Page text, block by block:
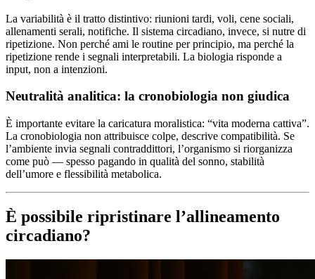
La variabilità è il tratto distintivo: riunioni tardi, voli, cene sociali,
allenamenti serali, notifiche. Il sistema circadiano, invece, si nutre di
ripetizione. Non perché ami le routine per principio, ma perché la
ripetizione rende i segnali interpretabili. La biologia risponde a
input, non a intenzioni.
Neutralità analitica: la cronobiologia non giudica
È importante evitare la caricatura moralistica: “vita moderna cattiva”.
La cronobiologia non attribuisce colpe, descrive compatibilità. Se
l’ambiente invia segnali contraddittori, l’organismo si riorganizza
come può — spesso pagando in qualità del sonno, stabilità
dell’umore e flessibilità metabolica.
È possibile ripristinare l’allineamento
circadiano?